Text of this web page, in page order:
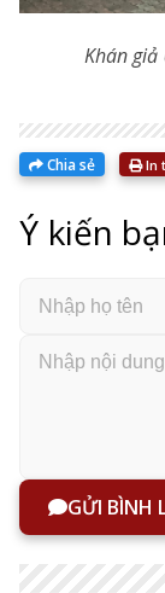
Khán giả
Chia sẻ In
Ý kiến
GỬI BÌNH